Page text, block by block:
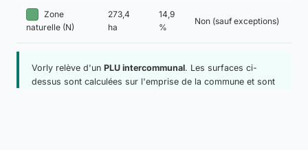
Zone
naturelle (N)
273,4
ha
14,9
%
Non (sauf exceptions)
Vorly relève d'un PLU intercommunal. Les surfaces ci-
dessus sont calculées sur l'emprise de la commune et sont